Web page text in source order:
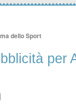
dello Sport
per